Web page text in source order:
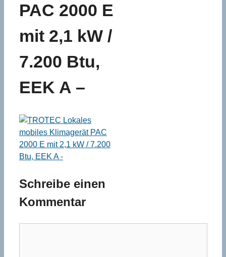
PAC 2000 E
mit 2,1 kW /
7.200 Btu,
EEK A –
Schreibe einen
Kommentar